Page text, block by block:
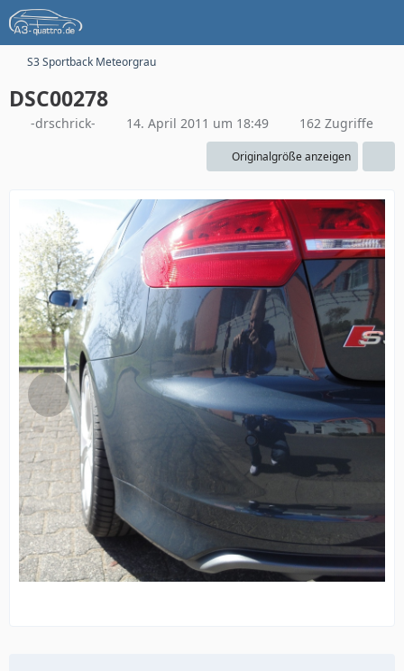
S3 Sportback Meteorgrau
DSC00278
-drschrick- 14. April 2011 um 18:49 162 Zugriffe
Originalgröße anzeigen